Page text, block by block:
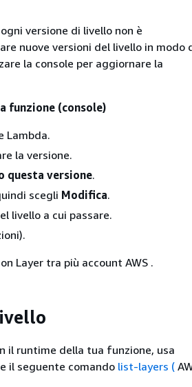
versione di livello non è
nuove versioni del livello in modo
la console per aggiornare la
funzione (console)
Lambda.
la versione.
questa versione.
scegli Modifica.
livello a cui passare.
Layer tra più account AWS .
il runtime della tua funzione, usa
il seguente comando list-layers (